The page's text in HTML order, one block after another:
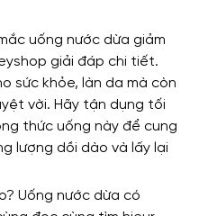
uống nước dừa giảm
giải đáp chi tiết.
sức khỏe, làn da mà còn
vời. Hãy tận dụng tối
thức uống này để cung
lượng dồi dào và lấy lại